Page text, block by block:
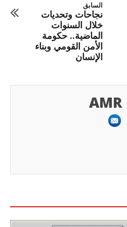
السابق
نجاحات وتحديات
خلال السنوات
الماضية.. حكومة
الأمن القومي وبناء
الإنسان
AMR